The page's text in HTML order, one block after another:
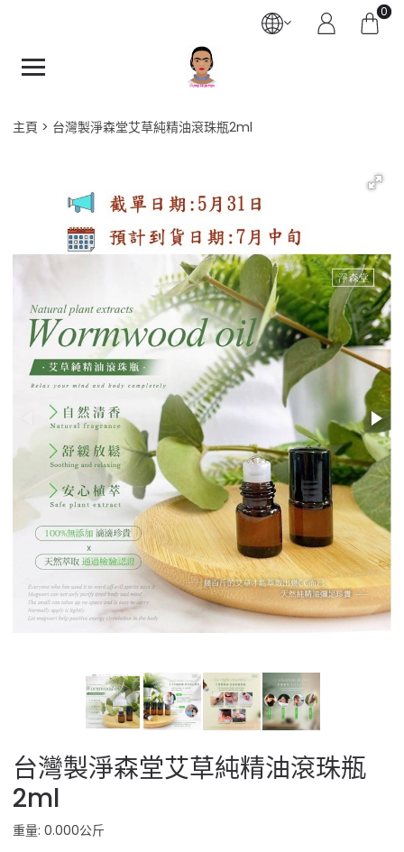
0
主頁 台灣製淨森堂艾草純精油滾珠瓶2ml
台灣製淨森堂艾草純精油滾珠瓶
2ml
重量: 0.000公斤